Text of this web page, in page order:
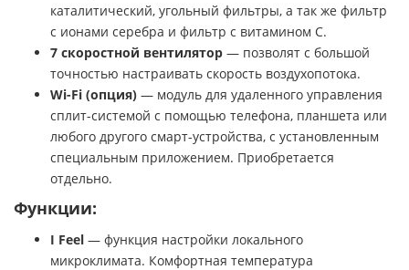
каталитический, угольный фильтры, а так же фильтр
с ионами серебра и фильтр с витамином С.
7 скоростной вентилятор — позволят с большой
точностью настраивать скорость воздухопотока.
Wi-Fi (опция) — модуль для удаленного управления
сплит-системой с помощью телефона, планшета или
любого другого смарт-устройства, с установленным
специальным приложением. Приобретается
отдельно.
Функции:
I Feel — функция настройки локального
микроклимата. Комфортная температура